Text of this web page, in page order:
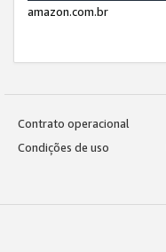
amazon.com.br
Contrato operacional
Condições de uso